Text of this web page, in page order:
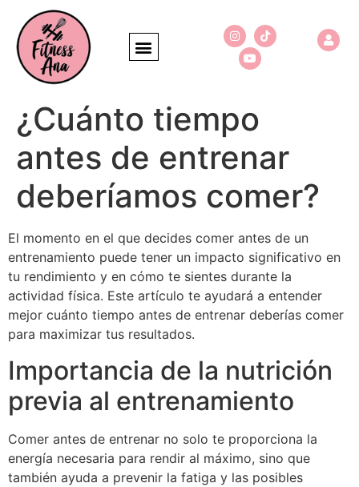
¿Cuánto tiempo
antes de entrenar
deberíamos comer?
El momento en el que decides comer antes de un
entrenamiento puede tener un impacto significativo en
tu rendimiento y en cómo te sientes durante la
actividad física. Este artículo te ayudará a entender
mejor cuánto tiempo antes de entrenar deberías comer
para maximizar tus resultados.
Importancia de la nutrición
previa al entrenamiento
Comer antes de entrenar no solo te proporciona la
energía necesaria para rendir al máximo, sino que
también ayuda a prevenir la fatiga y las posibles